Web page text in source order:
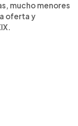
mucho menores
oferta y